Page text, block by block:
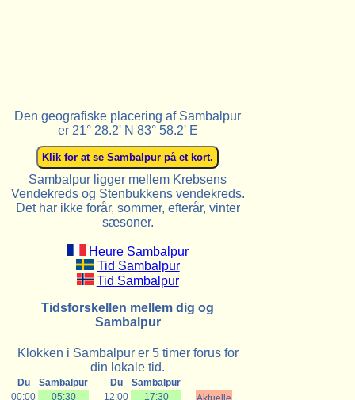
Den geografiske placering af Sambalpur
er 21° 28.2' N 83° 58.2' E
Sambalpur ligger mellem Krebsens
Vendekreds og Stenbukkens vendekreds.
Det har ikke forår, sommer, efterår, vinter
sæsoner.
Heure Sambalpur
Tid Sambalpur
Tid Sambalpur
Tidsforskellen mellem dig og
Sambalpur
Klokken i Sambalpur er 5 timer forus for
din lokale tid.
Du Sambalpur Du
Sambalpur
00:00
05:30 12:00 17:30